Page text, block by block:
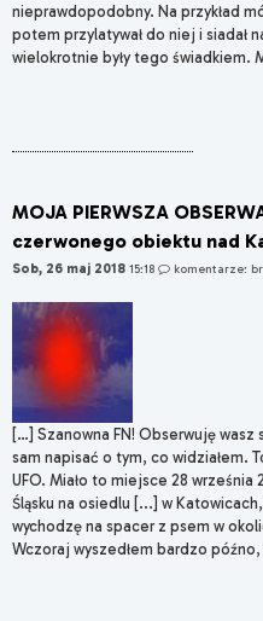
nieprawdopodobny. Na przykład
potem przylatywał do niej i siadał
wielokrotnie były tego świadkiem.
MOJA PIERWSZA
czerwonego obiektu nad
Sob, 26 maj 2018 15:18 komentarze:
[…] Szanowna FN! Obserwuję
sam napisać o tym, co widziałem.
UFO. Miało to miejsce 28
Śląsku na osiedlu [...] w
wychodzę na spacer z psem w
Wczoraj wyszedłem bardzo